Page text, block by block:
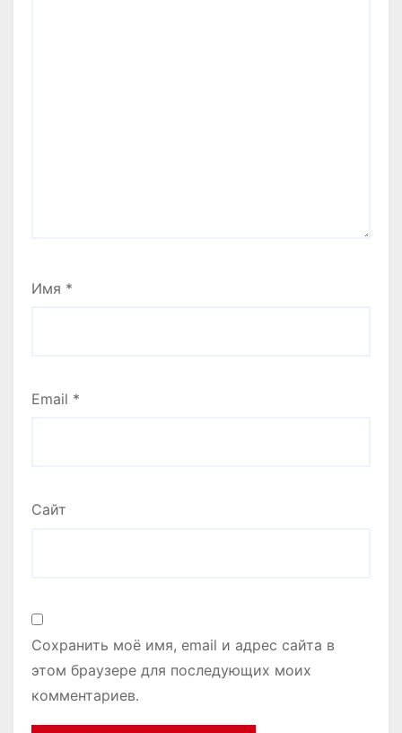
Имя *
Email *
Сайт
Сохранить моё имя, email и адрес сайта в
этом браузере для последующих моих
комментариев.